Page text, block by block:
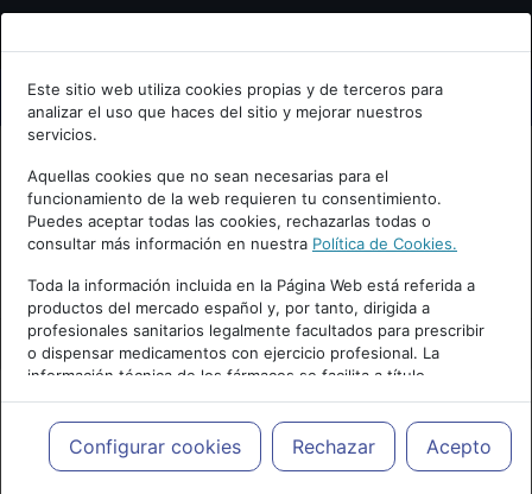
Bienvenid@ a psiquiatria.com
Escribe tu Email
Accede o regístrate con tu email.
Cancelar
Este sitio web utiliza cookies propias y de terceros para
analizar el uso que haces del sitio y mejorar nuestros
servicios.
Aquellas cookies que no sean necesarias para el
funcionamiento de la web requieren tu consentimiento.
Puedes aceptar todas las cookies, rechazarlas todas o
consultar más información en nuestra Política de Cookies.
Toda la información incluida en la Página Web está referida a
productos del mercado español y, por tanto, dirigida a
profesionales sanitarios legalmente facultados para prescribir
o dispensar medicamentos con ejercicio profesional. La
información técnica de los fármacos se facilita a título
meramente informativo, siendo responsabilidad de los
profesionales facultados prescribir medicamentos y decidir, en
cada caso concreto, el tratamiento más adecuado a las
necesidades del paciente.
Configurar cookies Rechazar Acepto
Actualidad y Artículos|Trastornos
neurocognitivos (demencias)